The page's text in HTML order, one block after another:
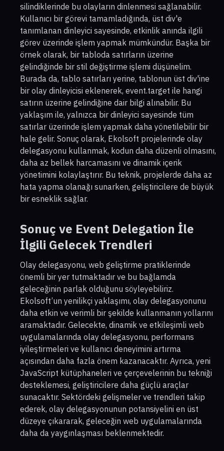
silindiklerinde bu olayların dinlenmesi sağlanabilir.
Kullanıcı bir görevi tamamladığında, üst div'e
tanımlanan dinleyici sayesinde, etkinlik anında ilgili
görev üzerinde işlem yapmak mümkündür. Başka bir
örnek olarak, bir tabloda satırların üzerine
gelindiğinde bir stil değiştirme işlemi düşünelim.
Burada da, tablo satırları yerine, tablonun üst div'ine
bir olay dinleyicisi eklenerek, event.target ile hangi
satırın üzerine gelindiğine dair bilgi alınabilir. Bu
yaklaşım ile, yalnızca bir dinleyici sayesinde tüm
satırlar üzerinde işlem yapmak daha yönetilebilir bir
hale gelir. Sonuç olarak, Ekolsoft projelerinde olay
delegasyonu kullanmak, kodun daha düzenli olmasını,
daha az bellek harcamasını ve dinamik içerik
yönetimini kolaylaştırır. Bu teknik, projelerde daha az
hata yapma olanağı sunarken, geliştiricilere de büyük
bir esneklik sağlar.
Sonuç ve Event Delegation İle
İlgili Gelecek Trendleri
Olay delegasyonu, web geliştirme pratiklerinde
önemli bir yer tutmaktadır ve bu bağlamda
geleceğinin parlak olduğunu söyleyebiliriz.
Ekolsoft’un yenilikçi yaklaşımı, olay delegasyonunu
daha etkin ve verimli bir şekilde kullanmanın yollarını
aramaktadır. Gelecekte, dinamik ve etkileşimli web
uygulamalarında olay delegasyonu, performans
iyileştirmeleri ve kullanıcı deneyimini artırma
açısından daha fazla önem kazanacaktır. Ayrıca, yeni
JavaScript kütüphaneleri ve çerçevelerinin bu tekniği
desteklemesi, geliştiricilere daha güçlü araçlar
sunacaktır. Sektördeki gelişmeler ve trendleri takip
ederek, olay delegasyonunun potansiyelini en üst
düzeye çıkararak, geleceğin web uygulamalarında
daha da yaygınlaşması beklenmektedir.